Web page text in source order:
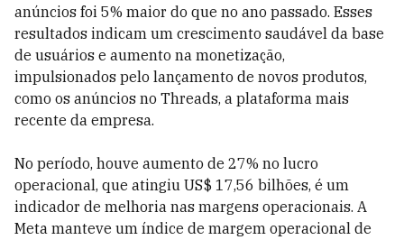
anúncios foi 5% maior do que no ano passado. Esses
resultados indicam um crescimento saudável da base
de usuários e aumento na monetização,
impulsionados pelo lançamento de novos produtos,
como os anúncios no Threads, a plataforma mais
recente da empresa.
No período, houve aumento de 27% no lucro
operacional, que atingiu US$ 17,56 bilhões, é um
indicador de melhoria nas margens operacionais. A
Meta manteve um índice de margem operacional de